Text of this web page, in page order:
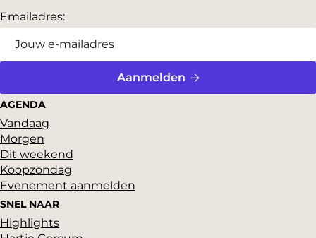
Emailadres:
Aanmelden
AGENDA
Vandaag
Morgen
Dit weekend
Koopzondag
Evenement aanmelden
SNEL NAAR
Highlights